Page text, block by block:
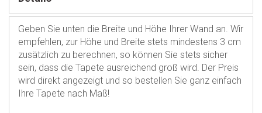
Geben Sie unten die Breite und Höhe Ihrer Wand an. Wir
empfehlen, zur Höhe und Breite stets mindestens 3 cm
zusätzlich zu berechnen, so können Sie stets sicher
sein, dass die Tapete ausreichend groß wird. Der Preis
wird direkt angezeigt und so bestellen Sie ganz einfach
Ihre Tapete nach Maß!